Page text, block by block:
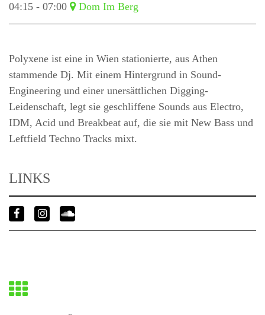
04:15 - 07:00 Dom Im Berg
Polyxene ist eine in Wien stationierte, aus Athen
stammende Dj. Mit einem Hintergrund in Sound-
Engineering und einer unersättlichen Digging-
Leidenschaft, legt sie geschliffene Sounds aus Electro,
IDM, Acid und Breakbeat auf, die sie mit New Bass und
Leftfield Techno Tracks mixt.
LINKS
Zurück